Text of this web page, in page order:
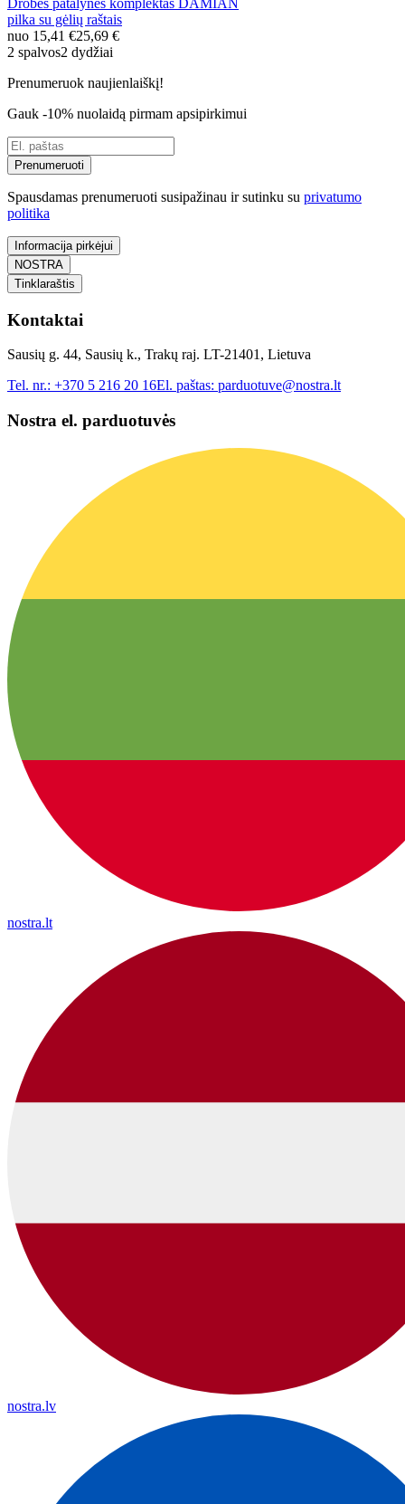
Drobės patalynės komplektas DAMIAN
pilka su gėlių raštais
nuo 15,41 €25,69 €
2 spalvos2 dydžiai
Prenumeruok naujienlaiškį!
Gauk -10% nuolaidą pirmam apsipirkimui
Prenumeruoti
Spausdamas prenumeruoti susipažinau ir sutinku su privatumo
politika
Informacija pirkėjui
NOSTRA
Tinklaraštis
Kontaktai
Sausių g. 44, Sausių k., Trakų raj. LT-21401, Lietuva
Tel. nr.: +370 5 216 20 16El. paštas: parduotuve@nostra.lt
Nostra el. parduotuvės
nostra.lt
nostra.lv